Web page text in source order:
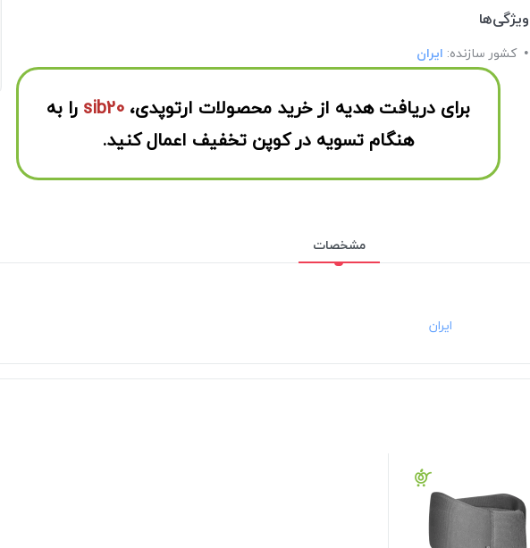
ویژگی‌ها
کشور سازنده: ایران
برای دریافت هدیه از خرید محصولات ارتوپدی، sib20 را به
هنگام تسویه در کوپن تخفیف اعمال کنید.
مشخصات